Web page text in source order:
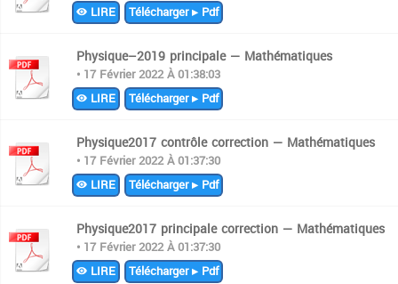
LIRE Télécharger ▸ Pdf
Physique–2019 principale — Mathématiques
• 17 Février 2022 À 01:38:03
LIRE Télécharger ▸ Pdf
Physique2017 contrôle correction — Mathématiques
• 17 Février 2022 À 01:37:30
LIRE Télécharger ▸ Pdf
Physique2017 principale correction — Mathématiques
• 17 Février 2022 À 01:37:30
LIRE Télécharger ▸ Pdf